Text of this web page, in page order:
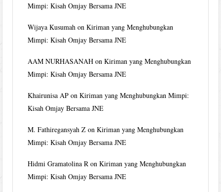
Mimpi: Kisah Omjay Bersama JNE
Wijaya Kusumah onKiriman yang Menghubungkan
Mimpi: Kisah Omjay Bersama JNE
AAM NURHASANAH onKiriman yang Menghubungkan
Mimpi: Kisah Omjay Bersama JNE
Khairunisa AP onKiriman yang Menghubungkan Mimpi:
Kisah Omjay Bersama JNE
M. Fathiregansyah Z onKiriman yang Menghubungkan
Mimpi: Kisah Omjay Bersama JNE
Hidmi Gramatolina R onKiriman yang Menghubungkan
Mimpi: Kisah Omjay Bersama JNE